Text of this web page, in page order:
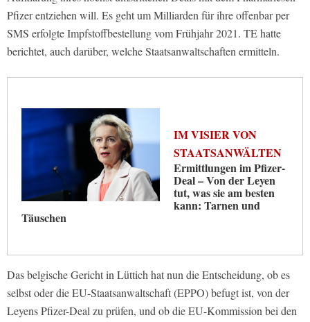
Pfizer entziehen will. Es geht um Milliarden für ihre offenbar per
SMS erfolgte Impfstoffbestellung vom Frühjahr 2021. TE hatte
berichtet, auch darüber, welche Staatsanwaltschaften ermitteln.
IM VISIER VON
STAATSANWÄLTEN
Ermittlungen im Pfizer-
Deal – Von der Leyen
tut, was sie am besten
kann: Tarnen und
Täuschen
Das belgische Gericht in Lüttich hat nun die Entscheidung, ob es
selbst oder die EU-Staatsanwaltschaft (EPPO) befugt ist, von der
Leyens Pfizer-Deal zu prüfen, und ob die EU-Kommission bei den